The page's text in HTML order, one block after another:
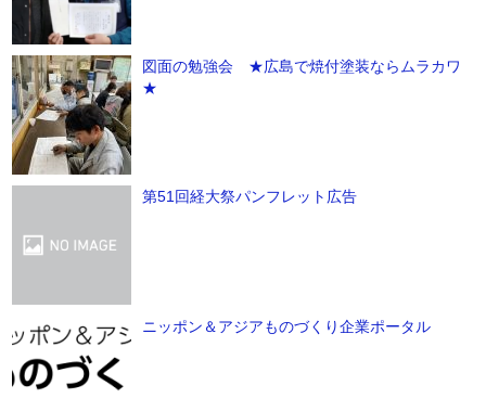
図面の勉強会 ★広島で焼付塗装ならムラカワ
★
第51回経大祭パンフレット広告
ニッポン＆アジアものづくり企業ポータル